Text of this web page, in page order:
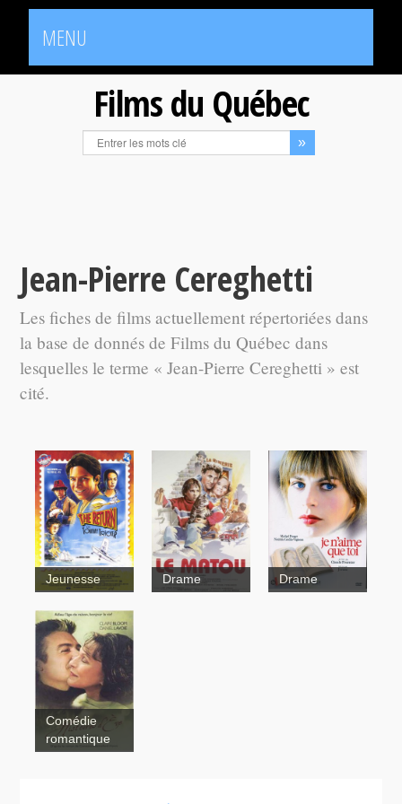
MENU
Films du Québec
Jean-Pierre Cereghetti
Les fiches de films actuellement répertoriées dans
la base de donnés de Films du Québec dans
lesquelles le terme « Jean-Pierre Cereghetti » est
cité.
The
Return of
Tommy
Tricker
Jeunesse
Drame
Je n'aime
Drame
The Book of
Comédie
romantique